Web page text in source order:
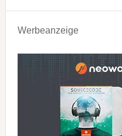
Werbeanzeige